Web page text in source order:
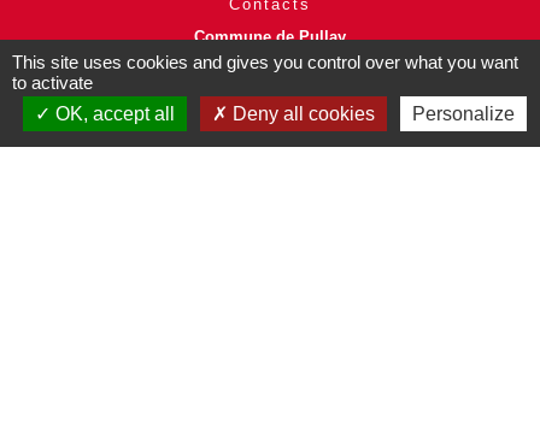
Contacts
Commune de Pullay
2 rue des Rossignols
+33 2 32 32 18 58
This site uses cookies and gives you control over what you want
to activate
OK, accept all
Deny all cookies Personalize